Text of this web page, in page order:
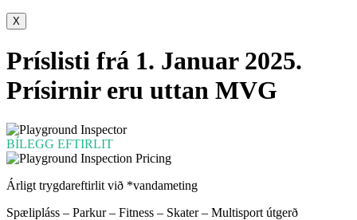
X
Príslisti frá 1. Januar 2025.
Prísirnir eru uttan MVG
BÍLEGG EFTIRLIT
Árligt trygdareftirlit við *vandameting
Spælipláss – Parkur – Fitness – Skater – Multisport útgerð